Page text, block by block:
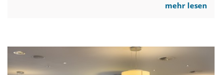
mehr lesen